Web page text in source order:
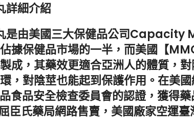
細介紹
是由美國三大保健品公司Capacity
據保健品市場的一半，而美國【
成，其藥效更適合亞洲人的體質，
，對陰莖也能起到保護作用。在美
食品安全檢查委員會的認證，獲得藥
氏藥局網路售賣，美國廠家空運臺